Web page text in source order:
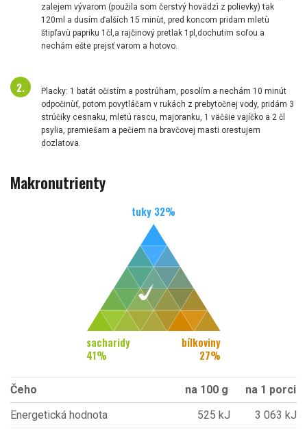
zalejem vývarom (použila som čerstvý hovädzì z polievky) tak
120ml a dusím ďalších 15 minùt, pred koncom pridam mletù
štipľavù papriku 1čl,a rajčinový pretlak 1pl,dochutim soľou a
nechám ešte prejsť varom a hotovo.
Placky: 1 batát očistím a postrúham, posolím a nechám 10 minút
odpočinùť, potom povytláčam v rukách z prebytočnej vody, pridám 3
strúčiky cesnaku, mletú rascu, majoranku, 1 väčšie vajíčko a 2 čl
psylia, premiešam a pečiem na bravčovej masti orestujem
dozlatova.
Makronutrienty
tuky 32%
sacharidy
41%
bílkoviny
27%
Čeho na 100 g
na 1 porci
Energetická hodnota
525 kJ 3 063 kJ